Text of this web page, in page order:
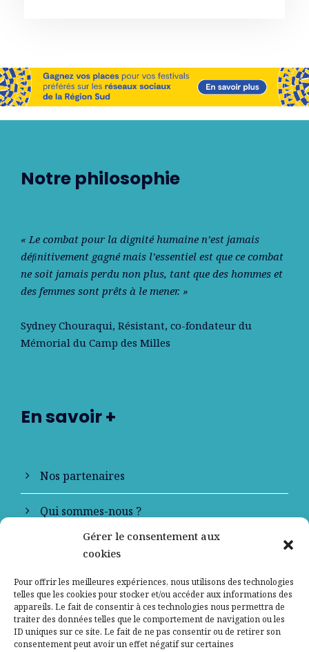
Gérer le consentement aux
cookies
Pour offrir les meilleures expériences, nous utilisons des technologies
telles que les cookies pour stocker et/ou accéder aux informations des
appareils. Le fait de consentir à ces technologies nous permettra de
traiter des données telles que le comportement de navigation ou les
ID uniques sur ce site. Le fait de ne pas consentir ou de retirer son
consentement peut avoir un effet négatif sur certaines
Notre philosophie
« Le combat pour la dignité humaine n’est jamais
déﬁnitivement gagné mais l’essentiel est que ce combat
ne soit jamais perdu non plus, tant que des hommes et
des femmes sont prêts à le mener. »
Sydney Chouraqui, Résistant, co-fondateur du
Mémorial du Camp des Milles
En savoir +
Nos partenaires
Qui sommes-nous ?
Contactez-nous
Mentions légales
Politique de confidentialité